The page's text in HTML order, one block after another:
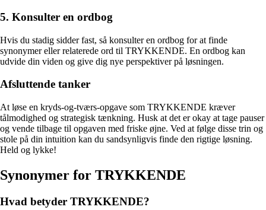
5. Konsulter en ordbog
Hvis du stadig sidder fast, så konsulter en ordbog for at finde
synonymer eller relaterede ord til TRYKKENDE. En ordbog kan
udvide din viden og give dig nye perspektiver på løsningen.
Afsluttende tanker
At løse en kryds-og-tværs-opgave som TRYKKENDE kræver
tålmodighed og strategisk tænkning. Husk at det er okay at tage pauser
og vende tilbage til opgaven med friske øjne. Ved at følge disse trin og
stole på din intuition kan du sandsynligvis finde den rigtige løsning.
Held og lykke!
Synonymer for TRYKKENDE
Hvad betyder TRYKKENDE?